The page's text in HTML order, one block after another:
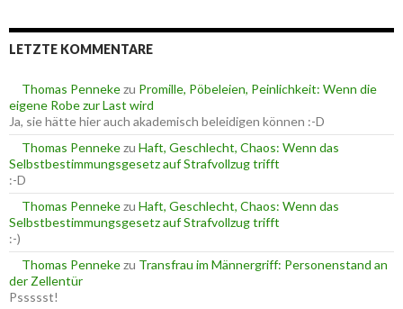
n
e
n
c
h
:
LETZTE KOMMENTARE
Thomas Pennekezu Promille, Pöbeleien, Peinlichkeit: Wenn die
eigene Robe zur Last wird
Ja, sie hätte hier auch akademisch beleidigen können :-D
Thomas Pennekezu Haft, Geschlecht, Chaos: Wenn das
Selbstbestimmungsgesetz auf Strafvollzug trifft
:-D
Thomas Pennekezu Haft, Geschlecht, Chaos: Wenn das
Selbstbestimmungsgesetz auf Strafvollzug trifft
:-)
Thomas Pennekezu Transfrau im Männergriff: Personenstand an
der Zellentür
Pssssst!